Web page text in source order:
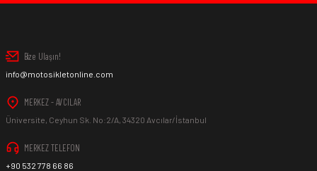
Bize Ulaşın!
info@motosikletonline.com
MERKEZ - AVCILAR
Üniversite, Ceyhun Sk. No:2/A, 34320 Avcılar/İstanbul
MERKEZ TELEFON
+90 532 778 66 86